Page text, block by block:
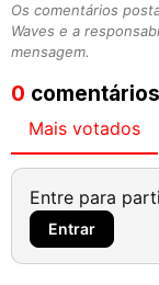
Os comentários
Waves e a
mensagem.
0 comentários
Mais votados
Entre para
Entrar